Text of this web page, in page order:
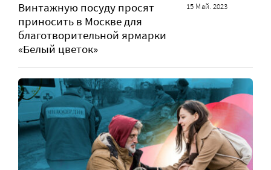
Винтажную посуду просят
приносить в Москве для
благотворительной ярмарки
«Белый цветок»
15 Май. 2023